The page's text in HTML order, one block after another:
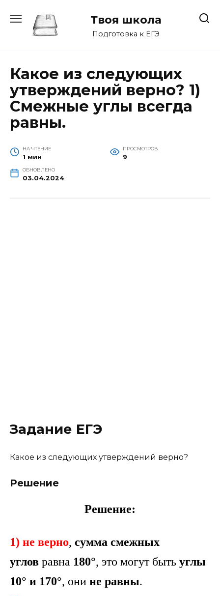
содержанию
Твоя школа
Подготовка к ЕГЭ
Какое из следующих
утверждений верно? 1)
Смежные углы всегда
равны.
НА ЧТЕНИЕ
1 мин
ПРОСМОТРОВ
9
ОБНОВЛЕНО
03.04.2024
Задание ЕГЭ
Какое из следующих утверждений верно?
Решение
Решение:
1) не верно, сумма смежных
углов равна 180°, это могут быть углы
10° и 170°, они не равны.